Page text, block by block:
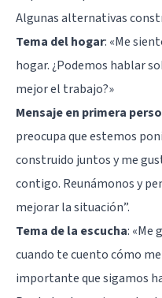
Algunas alternativas
Tema del hogar: «Me
hogar. ¿Podemos hablar
mejor el trabajo?»
Mensaje en primera
preocupa que estemos
construido juntos y me
contigo. Reunámonos y
mejorar la situación”.
Tema de la escucha: «Me
cuando te cuento cómo
importante que sigamos